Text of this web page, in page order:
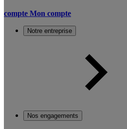
compte Mon compte
Notre entreprise
Nos engagements